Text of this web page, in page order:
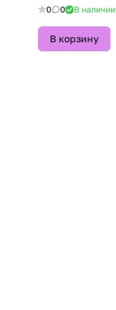
0 0 В наличии
В корзину